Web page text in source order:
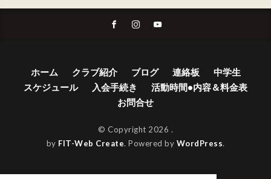
ホーム クラブ紹介 ブログ 連絡板
中学生
スケジュール
入会手続き
活動時間•内容＆料金表
お問合せ
© Copyright 2026 .
by FIT-Web Create. Powered by WordPress.